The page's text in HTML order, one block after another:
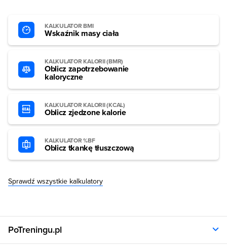
KALKULATOR BMI
Wskaźnik masy ciała
KALKULATOR KALORII (BMR)
Oblicz zapotrzebowanie
kaloryczne
KALKULATOR KALORII (KCAL)
Oblicz zjedzone kalorie
KALKULATOR %BF
Oblicz tkankę tłuszczową
Sprawdź wszystkie kalkulatory
PoTreningu.pl